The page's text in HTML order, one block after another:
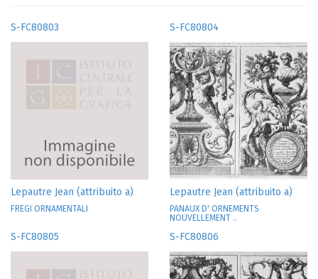
S-FC80803
Lepautre Jean (attribuito a)
FREGI ORNAMENTALI
S-FC80804
Lepautre Jean (attribuito a)
PANAUX D' ORNEMENTS
NOUVELLEMENT ..
S-FC80805 S-FC80806